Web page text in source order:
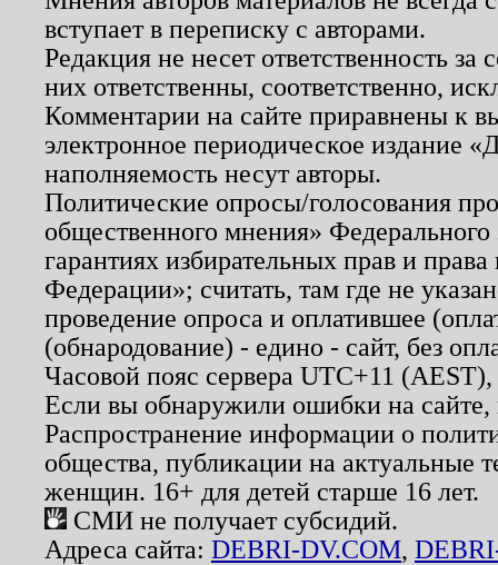
вступает в переписку с авторами.
Редакция не несет ответственность
них ответственны, соответственно,
Комментарии на сайте приравнены к
электронное периодическое издание
наполняемость несут авторы.
Политические опросы/голосования
общественного мнения»
гарантиях избирательных прав и
Федерации»; считать, там где не
проведение опроса и оплатившее
(обнародование) - едино - сайт, без
Часовой пояс сервера UTC+11
Если вы обнаружили ошибки на
Распространение информации о
общества, публикации на актуальные
женщин. 16+ для детей старше 16 лет.
СМИ не получает субсидий.
Адреса сайта: DEBRI-DV.COM,